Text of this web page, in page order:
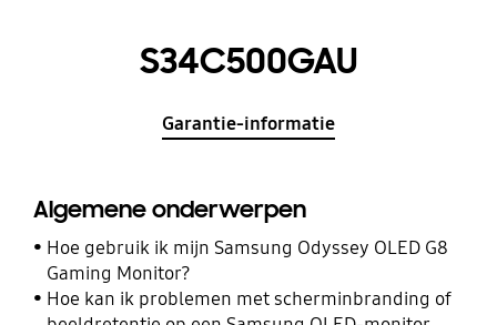
S34C500GAU
Garantie-informatie
Algemene onderwerpen
Hoe gebruik ik mijn Samsung Odyssey OLED G8
Gaming Monitor?
Hoe kan ik problemen met scherminbranding of